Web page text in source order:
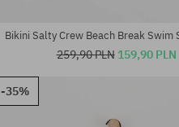
Bikini Salty Crew Beach Break Swim
259,90 PLN 159,90 PLN
-35%